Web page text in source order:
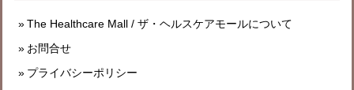
The Healthcare Mall / ザ・ヘルスケアモールについて
お問合せ
プライバシーポリシー